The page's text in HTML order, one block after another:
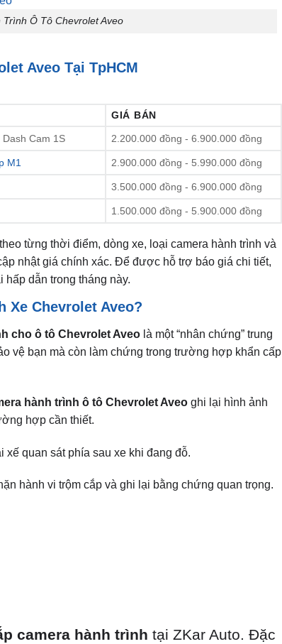
Ô Tô Chevrolet Aveo
Aveo Tại TpHCM
GIÁ BÁN
Cam 1S 2.200.000 đồng - 6.900.000 đồng
M1 2.900.000 đồng - 5.990.000 đồng
3.500.000 đồng - 6.900.000 đồng
1.500.000 đồng - 5.900.000 đồng
từng thời điểm, dòng xe, loại camera hành trình và
nhật giá chính xác. Để được hỗ trợ báo giá chi tiết,
dẫn trong tháng này.
Xe Chevrolet Aveo?
cho ô tô Chevrolet Aveo là một “nhân chứng” trung
vệ bạn mà còn làm chứng trong trường hợp khẩn cấp
hành trình ô tô Chevrolet Aveo ghi lại hình ảnh
hợp cần thiết.
quan sát phía sau xe khi đang đỗ.
hành vi trộm cắp và ghi lại bằng chứng quan trọng.
camera hành trình tại ZKar Auto. Đặc